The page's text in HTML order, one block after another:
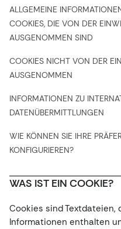
ALLGEMEINE
COOKIES, DIE VON DER
AUSGENOMMEN SIND
COOKIES NICHT VON DER
AUSGENOMMEN
INFORMATIONEN ZU
DATENÜBERMITTLUNGEN
WIE KÖNNEN SIE IHRE
KONFIGURIEREN?
WAS IST EIN COOKIE?
Cookies sind Textdateien,
Informationen enthalten